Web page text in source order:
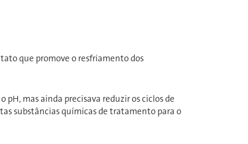
que promove o resfriamento dos
mas ainda precisava reduzir os ciclos de
substâncias químicas de tratamento para o